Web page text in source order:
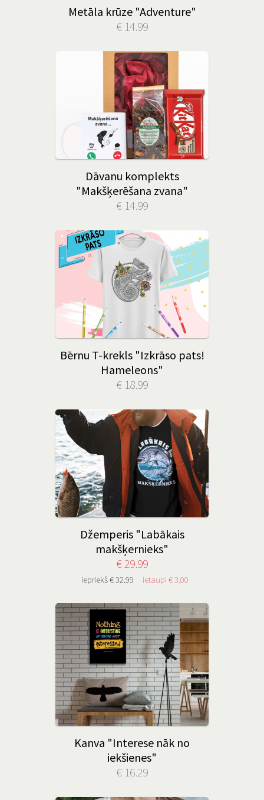
Metāla krūze "Adventure"
€ 14.99
Dāvanu komplekts
"Makšķerēšana zvana"
€ 14.99
Bērnu T-krekls "Izkrāso pats!
Hameleons"
€ 18.99
Džemperis "Labākais
makšķernieks"
€ 29.99
iepriekš € 32.99 ietaupi € 3.00
Kanva "Interese nāk no
iekšienes"
€ 16.29